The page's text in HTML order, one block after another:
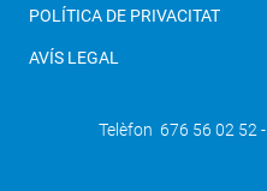
POLÍTICA DE PRIVACITAT
AVÍS LEGAL
Telèfon 676 56 02 52